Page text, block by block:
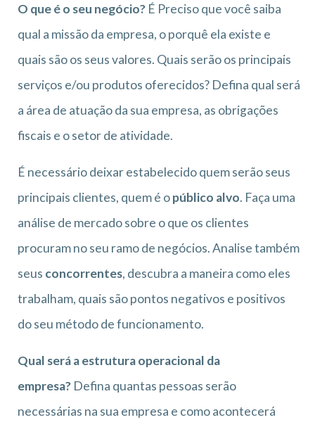
O que é o seu negócio? É Preciso que você saiba
qual a missão da empresa, o porquê ela existe e
quais são os seus valores. Quais serão os principais
serviços e/ou produtos oferecidos? Defina qual será
a área de atuação da sua empresa, as obrigações
fiscais e o setor de atividade.
É necessário deixar estabelecido quem serão seus
principais clientes, quem é opúblico alvo. Faça uma
análise de mercado sobre o que os clientes
procuram no seu ramo de negócios. Analise também
seus concorrentes, descubra a maneira como eles
trabalham, quais são pontos negativos e positivos
do seu método de funcionamento.
Qual será a estrutura operacional da
empresa? Defina quantas pessoas serão
necessárias na sua empresa e como acontecerá